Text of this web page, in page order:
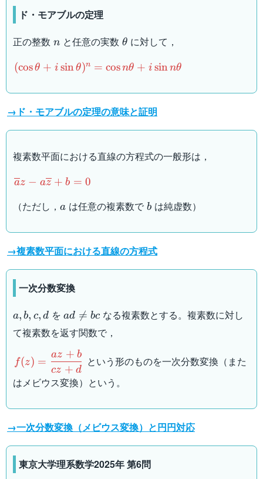
ド・モアブルの定理
正の整数 n
n と任意の実数 \theta
θ に対して，
(\cos\theta+i\sin\theta)^n=\cos
(cosθ + i sinθ)n = cosnθ + i sinnθ
→ド・モアブルの定理の意味と証明
複素数平面における直線の方程式の一般形は，
\overline{a}z-
az − az + b = 0
（ただし，a
a は任意の複素数で b
bは純虚数）
→複素数平面における直線の方程式
一次分数変換
a,b,c,d
a, b, c, dをad\neq
bc
ad 
= bc なる複素数とする。複素数に対し
て複素数を返す関数で，
f(z)=\dfrac{az+b}
{cz+d}
f(z) =
cz + d
az + b
という形のものを一次分数変換（また
はメビウス変換）という。
→一次分数変換（メビウス変換）と円円対応
東京大学理系数学2025年 第6問